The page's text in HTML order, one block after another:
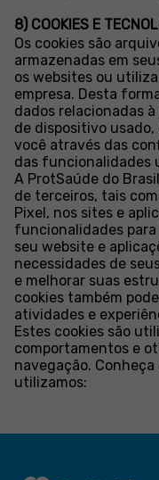
8) COOKIES E
Os cookies são
armazenadas em
os websites ou
empresa. Desta
dados relacionadas
de dispositivo
você através das
das funcionalidades
A ProtSaúde do
de terceiros, tais
Pixel, nos sites e
funcionalidades
seu website e
necessidades de
e melhorar suas
cookies também
atividades e
Estes cookies são
comportamentos e
navegação.
utilizamos: